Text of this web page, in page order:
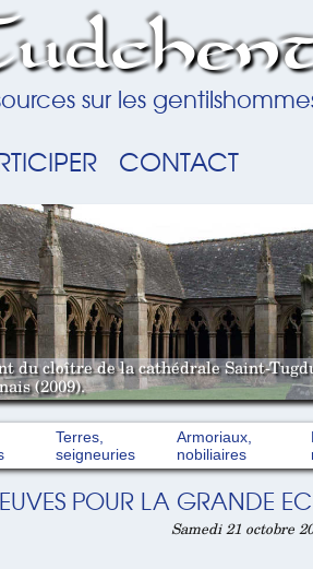
sur les
CONTACT
du cloître de la cathédrale Saint-
(2009).
Terres,
seigneuries
Armoriaux,
nobiliaires
POUR LA GRANDE
Samedi 21 octobre